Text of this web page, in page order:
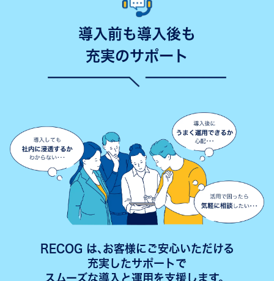
導入前も導入後も
充実のサポート
RECOG は､お客様にご安心いただける
充実したサポートで
スムーズな導入と運用を支援します。